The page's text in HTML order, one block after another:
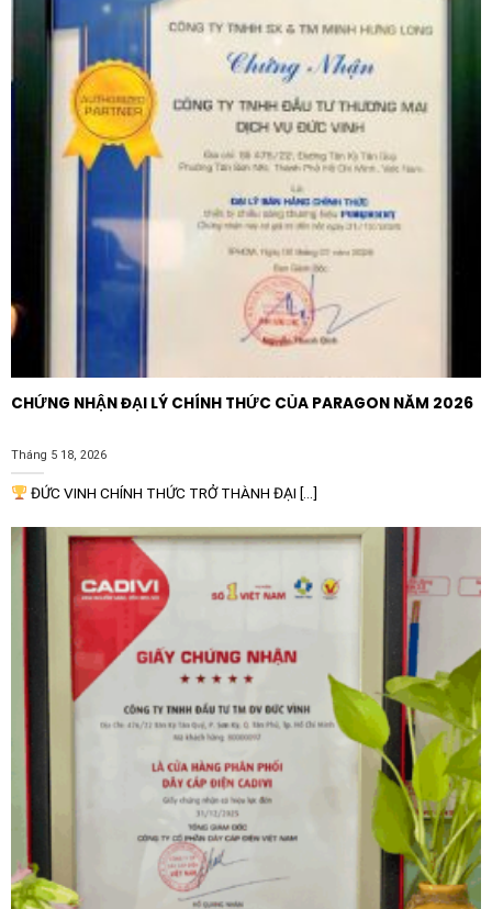
Hành lang và cầu thang:Đèn LED định vị giúp dẫn lối
trong đêm tối, tạo sự thuận tiện cho việc di chuyển
giữa các tầng.
Văn phòng và khách sạn:Mang lại vẻ chuyên nghiệp,
sang trọng và đồng bộ cho hệ thống nội thất cao
cấp.
Tại sao nên tin dùng sản phẩm từ
Schneider?
Schneider Electric là tập đoàn đa quốc gia đi đầu
trong lĩnh vực quản lý năng lượng và tự động hóa. Mỗi
Bốn công tắc 1 chiều có đèn Schneider
E8334L1LED_WD_G19
định nghiêm ngặt trước khi đến tay người tiêu dùng.
Khi mua sản phẩm chính hãng, bạn sẽ nhận được chế
lượng linh kiện bên trong, đảm bảo hệ thống điện vận
hành ổn định và bền bỉ qua nhiều thập kỷ.
CHỨNG NHẬN ĐẠI LÝ CHÍNH THỨC CỦA PARAGON NĂM 2026
Tháng 5 18, 2026
ĐỨC VINH CHÍNH THỨC TRỞ THÀNH ĐẠI [...]